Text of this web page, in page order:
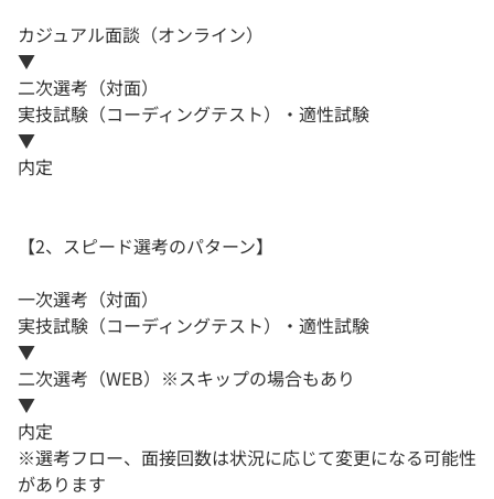
カジュアル面談（オンライン）
▼
二次選考（対面）
実技試験（コーディングテスト）・適性試験
▼
内定
【2、スピード選考のパターン】
一次選考（対面）
実技試験（コーディングテスト）・適性試験
▼
二次選考（WEB）※スキップの場合もあり
▼
内定
※選考フロー、面接回数は状況に応じて変更になる可能性
があります